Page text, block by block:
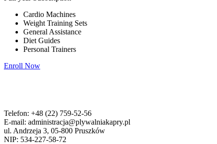
Cardio Machines
Weight Training Sets
General Assistance
Diet Guides
Personal Trainers
Enroll Now
Telefon: +48 (22) 759-52-56
E-mail: administracja@plywalniakapry.pl
ul. Andrzeja 3, 05-800 Pruszków
NIP: 534-227-58-72